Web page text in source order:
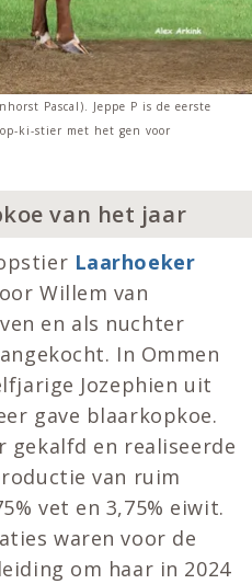
Pascal). Jeppe P is de eerste
ki-stier met het gen voor
van het jaar
Laarhoeker
Willem van
en als nuchter
In Ommen
Jozephien uit
gave blaarkopkoe.
gekalfd en realiseerde
van ruim
vet en 3,75% eiwit.
waren voor de
om haar in 2024